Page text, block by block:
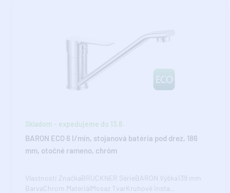
Skladom - expedujeme do 13.8.
BARON ECO 6 l/min, stojanová batéria pod drez, 186
mm, otočné rameno, chróm
Vlastnosti ZnačkaBRUCKNER SérieBARON Výška139 mm
BarvaChrom MateriálMosaz TvarKruhové Insta..